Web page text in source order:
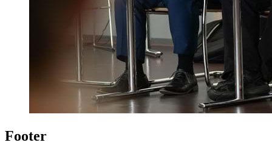
Footer